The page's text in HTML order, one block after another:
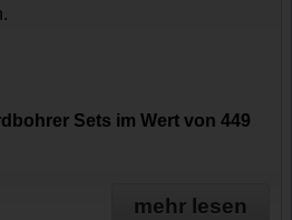
Sets im Wert von 449
mehr lesen